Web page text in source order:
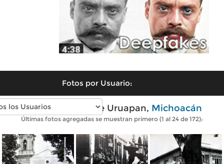
Fotos por Usuario:
Fotos antiguas de Uruapan, Michoacán
Últimas fotos agregadas se muestran primero (1 al 24 de 172):